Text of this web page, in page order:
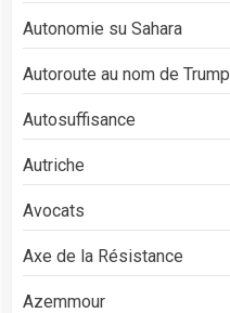
Autonomie su Sahara
Autoroute au nom de Trump
Autosuffisance
Autriche
Avocats
Axe de la Résistance
Azemmour